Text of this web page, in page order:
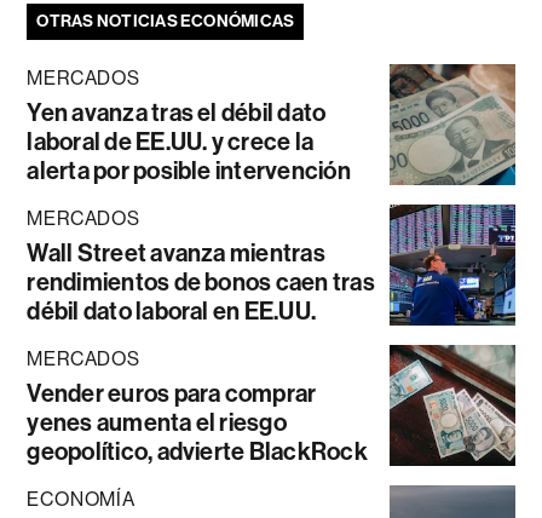
OTRAS NOTICIAS ECONÓMICAS
MERCADOS
Yen avanza tras el débil dato
laboral de EE.UU. y crece la
alerta por posible intervención
MERCADOS
Wall Street avanza mientras
rendimientos de bonos caen tras
débil dato laboral en EE.UU.
MERCADOS
Vender euros para comprar
yenes aumenta el riesgo
geopolítico, advierte BlackRock
ECONOMÍA